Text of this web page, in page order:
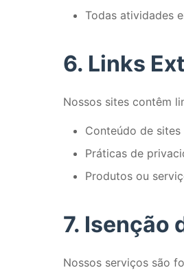
Todas atividades
6. Links
Nossos sites contêm
Conteúdo de
Práticas de
Produtos ou
7. Isenção
Nossos serviços são